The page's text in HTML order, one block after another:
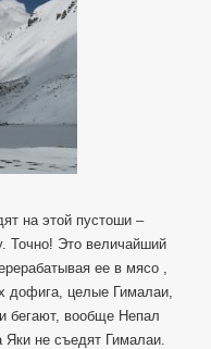
на этой пустоши –
Точно! Это величайший
ее в мясо ,
дофига, целые Гималаи,
бегают, вообще Непал
Яки не съедят Гималаи.